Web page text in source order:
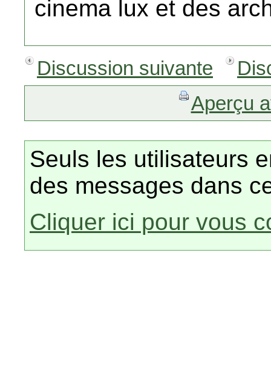
cinema lux et des
Discussion suivante
Aperçu
Seuls les utilisateurs
des messages dans
Cliquer ici pour vous